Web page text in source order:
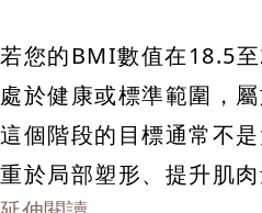
若您的BMI數值在18.5
處於健康或標準範圍，
這個階段的目標通常不
重於局部塑形、提升肌肉